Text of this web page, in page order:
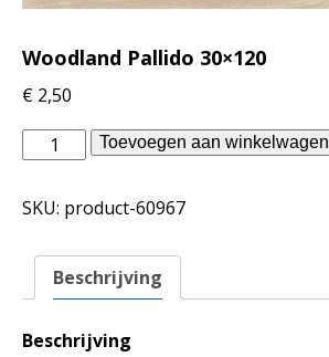
Woodland Pallido 30×120
€ 2,50
Douglas
Jones
-
Pallido
30x120
Toevoegen aan winkelwagen
SKU: product-60967
Beschrijving
Beschrijving